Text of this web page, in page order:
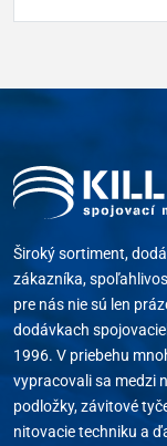
Široký sortiment,
zákazníka,
pre nás nie sú len
dodávkach
1996. V priebehu
vypracovali sa medzi
podložky, závitové
nitovacie techniku a